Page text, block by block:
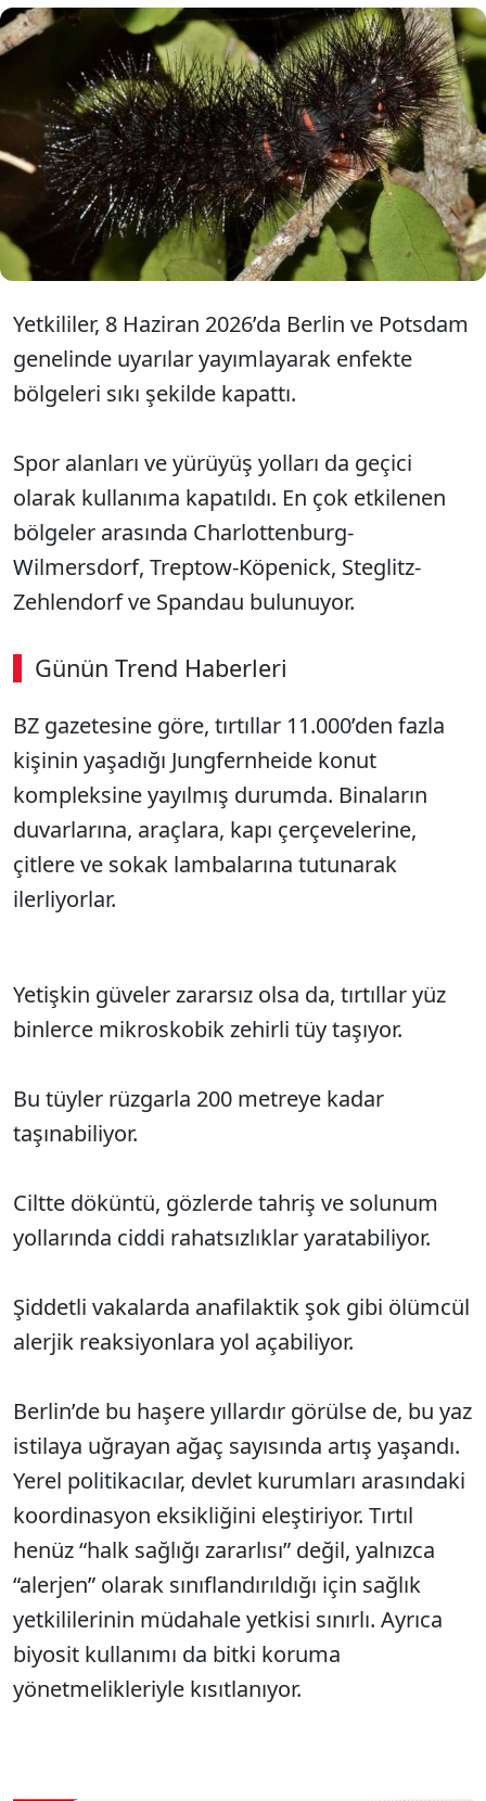
Almanya’nın başkenti Berlin’de tehlikeli bir
meşe tırtılı (Thaumetopoea processionea)
istilası yaşanıyor. Bu salgın, birçok kamu
tesisinin kapatılmasına ve şehir parkları ile
yerleşim bölgelerinde sağlık uyarılarının
yapılmasına yol açtı.
Yetkililer, 8 Haziran 2026’da Berlin ve Potsdam
genelinde uyarılar yayımlayarak enfekte
bölgeleri sıkı şekilde kapattı.
Spor alanları ve yürüyüş yolları da geçici
olarak kullanıma kapatıldı. En çok etkilenen
bölgeler arasında Charlottenburg-
Wilmersdorf, Treptow-Köpenick, Steglitz-
Zehlendorf ve Spandau bulunuyor.
Günün Trend Haberleri
BZ gazetesine göre, tırtıllar 11.000’den fazla
kişinin yaşadığı Jungfernheide konut
kompleksine yayılmış durumda. Binaların
duvarlarına, araçlara, kapı çerçevelerine,
çitlere ve sokak lambalarına tutunarak
ilerliyorlar.
Yetişkin güveler zararsız olsa da, tırtıllar yüz
binlerce mikroskobik zehirli tüy taşıyor.
Bu tüyler rüzgarla 200 metreye kadar
taşınabiliyor.
Ciltte döküntü, gözlerde tahriş ve solunum
yollarında ciddi rahatsızlıklar yaratabiliyor.
Şiddetli vakalarda anafilaktik şok gibi ölümcül
alerjik reaksiyonlara yol açabiliyor.
Berlin’de bu haşere yıllardır görülse de, bu yaz
istilaya uğrayan ağaç sayısında artış yaşandı.
Yerel politikacılar, devlet kurumları arasındaki
koordinasyon eksikliğini eleştiriyor. Tırtıl
henüz “halk sağlığı zararlısı” değil, yalnızca
“alerjen” olarak sınıflandırıldığı için sağlık
yetkililerinin müdahale yetkisi sınırlı. Ayrıca
biyosit kullanımı da bitki koruma
yönetmelikleriyle kısıtlanıyor.